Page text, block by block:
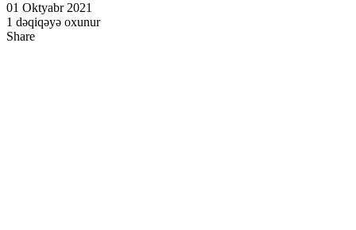
01 Oktyabr 2021
1 dəqiqəyə oxunur
Share